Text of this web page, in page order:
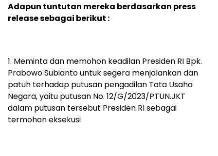
Adapun tuntutan mereka berdasarkan press
release sebagai berikut :
1. Meminta dan memohon keadilan Presiden RI Bpk.
Prabowo Subianto untuk segera menjalankan dan
patuh terhadap putusan pengadilan Tata Usaha
Negara, yaitu putusan No. 12/G/2023/PTUN.JKT
dalam putusan tersebut Presiden RI sebagai
termohon eksekusi